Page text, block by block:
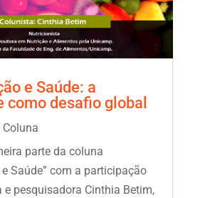
e Saúde: a
como desafio global
Coluna
parte da coluna
Saúde” com a participação
e pesquisadora Cinthia Betim,